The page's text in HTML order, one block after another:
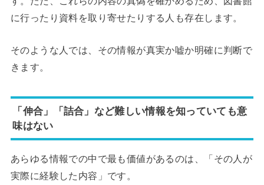
に行ったり資料を取り寄せたりする人も存在します。
そのような人では、その情報が真実か嘘か明確に判断で
きます。
「伸合」「詰合」など難しい情報を知っていても意
味はない
あらゆる情報での中で最も価値があるのは、「その人が
実際に経験した内容」です。